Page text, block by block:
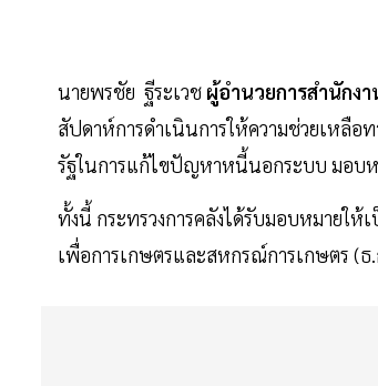
นายพรชัย ฐีระเวช ผู้อำนวยการสำนักง
สัปดาห์การดำเนินการให้ความช่วยเหลือ
รัฐในการแก้ไขปัญหาหนี้นอกระบบ มอบห
ทั้งนี้ กระทรวงการคลังได้รับมอบหมายใ
เพื่อการเกษตรและสหกรณ์การเกษตร (ธ